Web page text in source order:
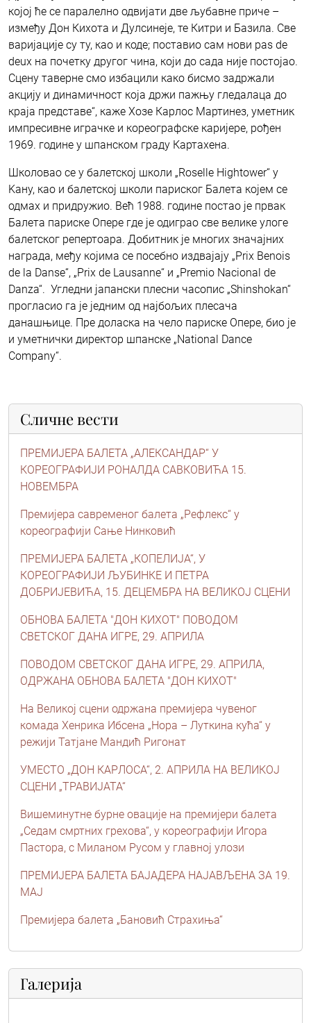
којој ће се паралелно одвијати две љубавне приче –
између Дон Кихота и Дулсинеје, те Китри и Базила. Све
варијације су ту, као и коде; поставио сам нови pas de
deux на почетку другог чина, који до сада није постојао.
Сцену таверне смо избацили како бисмо задржали
акцију и динамичност која држи пажњу гледалаца до
краја представе“, каже Хозе Карлос Мартинез, уметник
импресивне играчке и кореографске каријере, рођен
1969. године у шпанском граду Картахена.
Школовао се у балетској школи „Roselle Hightower“ у
Kану, као и балетској школи париског Балета којем се
одмах и придружио. Већ 1988. године постао је првак
Балета париске Опере где је одиграо све велике улоге
балетског репертоара. Добитник је многих значајних
награда, међу којима се посебно издвајају „Prix Benois
de la Danse“, „Prix de Lausanne“ и „Premio Nacional de
Danza“. Угледни јапански плесни часопис „Shinshokan“
прогласио га је једним од најбољих плесача
данашњице. Пре доласка на чело париске Опере, био је
и уметнички директор шпанске „National Dance
Company“.
Сличне вести
ПРЕМИЈЕРА БАЛЕТА „АЛЕКСАНДАР“ У
КОРЕОГРАФИЈИ РОНАЛДА САВКОВИЋА 15.
НОВЕМБРА
Премијера савременог балета „Рефлекс“ у
кореографији Сање Нинковић
ПРЕМИЈЕРА БАЛЕТА „КОПЕЛИЈА“, У
КОРЕОГРАФИЈИ ЉУБИНКЕ И ПЕТРА
ДОБРИЈЕВИЋА, 15. ДЕЦЕМБРА НА ВЕЛИКОЈ СЦЕНИ
ОБНОВА БАЛЕТА "ДОН КИХОТ" ПОВОДОМ
СВЕТСКОГ ДАНА ИГРЕ, 29. АПРИЛА
ПОВОДОМ СВЕТСКОГ ДАНА ИГРЕ, 29. АПРИЛА,
ОДРЖАНА ОБНОВА БАЛЕТА "ДОН КИХОТ"
На Великој сцени одржана премијера чувеног
комада Хенрика Ибсена „Нора – Луткина кућа“ у
режији Татјане Мандић Ригонат
УМЕСТО „ДОН КАРЛОСА“, 2. АПРИЛА НА ВЕЛИКОЈ
СЦЕНИ „ТРАВИЈАТА“
Вишеминутне бурне овације на премијери балета
„Седам смртних грехова“, у кореографији Игора
Пастора, с Миланом Русом у главној улози
ПРЕМИЈЕРА БАЛЕТА БАЈАДЕРА НАЈАВЉЕНА ЗА 19.
МАЈ
Премијера балета „Бановић Страхиња“
Галерија